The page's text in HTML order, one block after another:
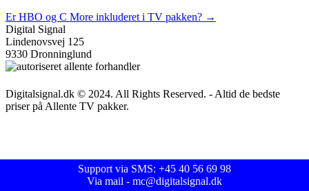
Er HBO og C More inkluderet i TV pakken? →
Digital Signal
Lindenovsvej 125
9330 Dronninglund
Digitalsignal.dk © 2024. All Rights Reserved. - Altid de bedste
priser på Allente TV pakker.
Support via SMS: +45 40 56 69 98
Via mail - mc@digitalsignal.dk